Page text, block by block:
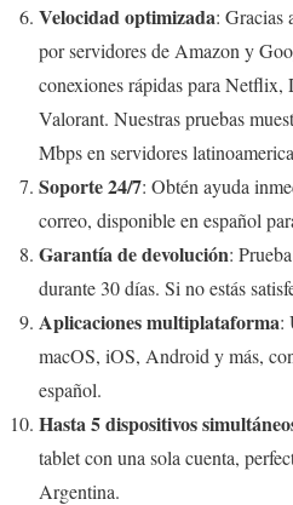
Velocidad optimizada: Gracias
por servidores de Amazon y
conexiones rápidas para
Valorant. Nuestras pruebas
Mbps en servidores
Soporte 24/7: Obtén ayuda
correo, disponible en español
Garantía de devolución:
durante 30 días. Si no estás
Aplicaciones multiplataforma:
macOS, iOS, Android y más,
español.
Hasta 5 dispositivos
tablet con una sola cuenta,
Argentina.